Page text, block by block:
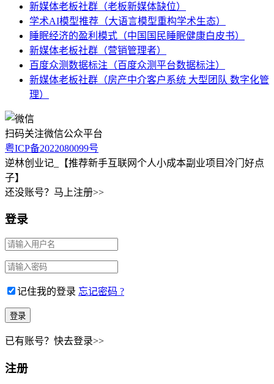
新媒体老板社群（老板新媒体缺位）
学术AI模型推荐（大语言模型重构学术生态）
睡眠经济的盈利模式（中国国民睡眠健康白皮书）
新媒体老板社群（营销管理者）
百度众测数据标注（百度众测平台数据标注）
新媒体老板社群（房产中介客户系统 大型团队 数字化管
理）
扫码关注微信公众平台
粤ICP备2022080099号
逆林创业记_【推荐新手互联网个人小成本副业项目冷门好点
子】
还没账号？马上注册>>
登录
记住我的登录 忘记密码 ?
已有账号？快去登录>>
注册